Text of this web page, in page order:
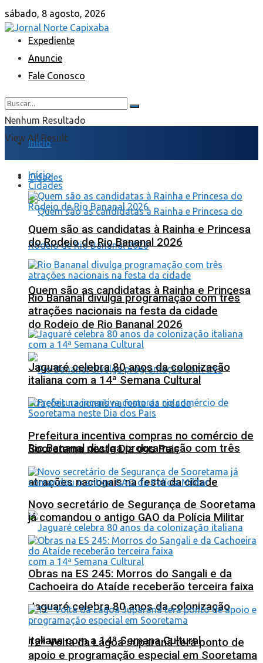
sábado, 8 agosto, 2026
Expediente
Anuncie
Fale Conosco
Nenhum Resultado
View All Result
Início
Cidades
Quem são as candidatas à Rainha e Princesa
do Rodeio de Rio Bananal 2026
Rio Bananal divulga programação com três
atrações nacionais na festa da cidade
Jaguaré celebra 80 anos da colonização
italiana com a 14ª Semana Cultural
Início
Cidades
Quem são as candidatas à Rainha e Princesa
do Rodeio de Rio Bananal 2026
Rio Bananal divulga programação com três
atrações nacionais na festa da cidade
Jaguaré celebra 80 anos da colonização
italiana com a 14ª Semana Cultural
Prefeitura incentiva compras no comércio de
Sooretama neste Dia dos Pais
Novo secretário de Segurança de Sooretama
já comandou o antigo GAO da Polícia Militar
Obras na ES 245: Morros do Sangali e da
Cachoeira do Ataíde receberão terceira faixa
12ª Volta da Lagoa Juparanã terá ponto de
apoio e programação especial em Sooretama